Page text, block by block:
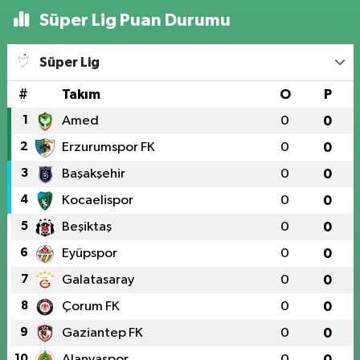
Süper Lig Puan Durumu
Süper Lig
# Takım O P
1 Amed 0 0
2 Erzurumspor FK 0 0
3 Başakşehir 0 0
4 Kocaelispor 0 0
5 Beşiktaş 0 0
6 Eyüpspor 0 0
7 Galatasaray 0 0
8 Çorum FK 0 0
9 Gaziantep FK 0 0